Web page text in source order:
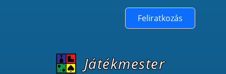
Feliratkozás
Játékmester